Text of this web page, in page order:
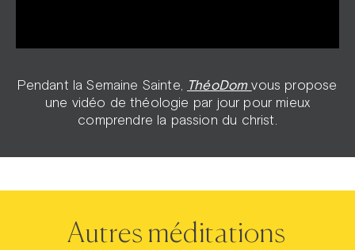
Pendant la Semaine Sainte, ThéoDomvous propose
une vidéo de théologie par jour pour mieux
comprendre la passion du christ.
Autres méditations